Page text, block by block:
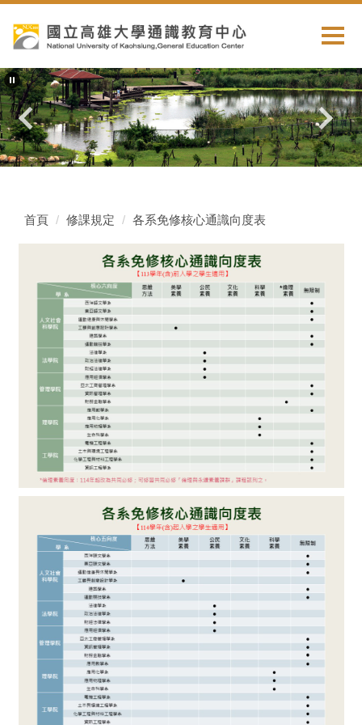
到
主
要
內
容
區
首頁 修課規定 各系免修核心通識向度表